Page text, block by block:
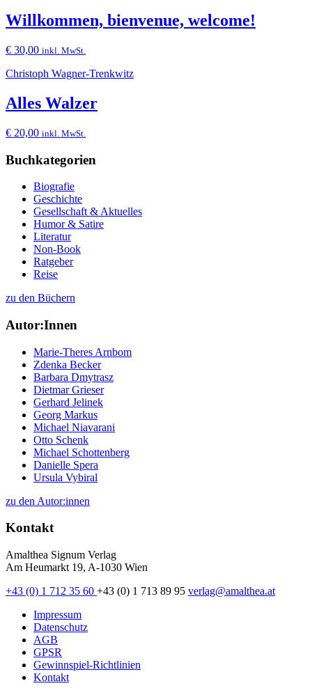
Willkommen, bienvenue, welcome!
€ 30,00 inkl. MwSt.
Christoph Wagner-Trenkwitz
Alles Walzer
€ 20,00 inkl. MwSt.
Buchkategorien
Biografie
Geschichte
Gesellschaft & Aktuelles
Humor & Satire
Literatur
Non-Book
Ratgeber
Reise
zu den Büchern
Autor:Innen
Marie-Theres Arnbom
Zdenka Becker
Barbara Dmytrasz
Dietmar Grieser
Gerhard Jelinek
Georg Markus
Michael Niavarani
Otto Schenk
Michael Schottenberg
Danielle Spera
Ursula Vybiral
zu den Autor:innen
Kontakt
Amalthea Signum Verlag
Am Heumarkt 19, A-1030 Wien
+43 (0) 1 712 35 60 +43 (0) 1 713 89 95 verlag@amalthea.at
Impressum
Datenschutz
AGB
GPSR
Gewinnspiel-Richtlinien
Kontakt